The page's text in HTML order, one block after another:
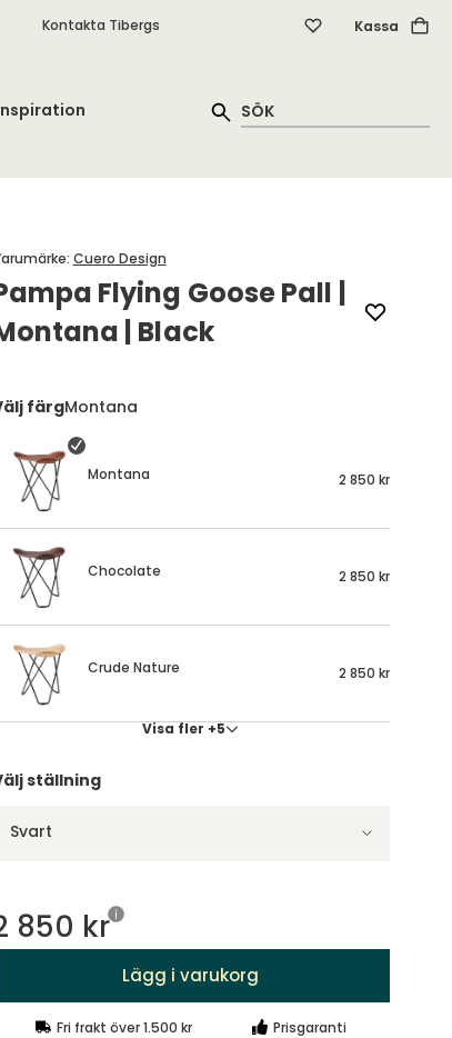
Kontakta Tibergs Kassa
Flying Goose Pall |
| Black
: Cuero Design
färgMontana
Montana 2 850 kr
Chocolate 2 850 kr
Crude Nature 2 850 kr
Visa fler +5
ställning
Svart
850 kr
Lägg i varukorg
Fri frakt över 1.500 kr Prisgaranti